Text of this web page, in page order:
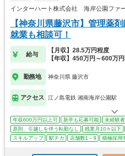
インターハート株式会社 海岸公園ファ
【神奈川県藤沢市】管理薬
就業も相談可！
給与
【月収】28.5万円程度
【年収】450万円～600万
勤務地 神奈川県 藤沢市
アクセス 江ノ島電鉄 湘南海岸公園駅
年収600万円以上可 新卒も応募可能
未経験
原則、引越しを伴う転勤なし
残業月10ｈ以下
スキルアップ
駅チカ 店舗数1～9 積極採用